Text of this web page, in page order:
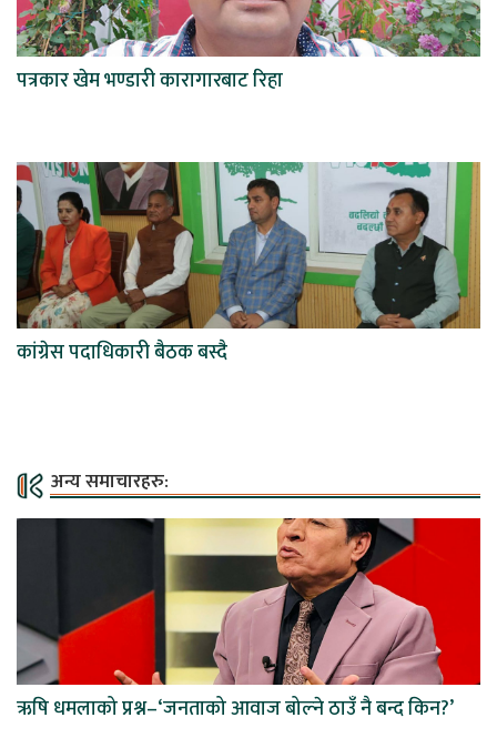
पत्रकार खेम भण्डारी कारागारबाट रिहा
कांग्रेस पदाधिकारी बैठक बस्दै
अन्य समाचारहरु:
ऋषि धमलाको प्रश्न–‘जनताको आवाज बोल्ने ठाउँ नै बन्द किन?’